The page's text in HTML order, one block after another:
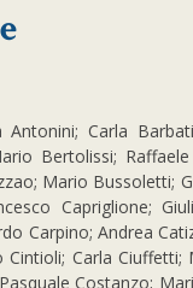
Carla
Bertolissi;
Mario Bussoletti;
Capriglione;
Carpino; Andrea
Cintioli; Carla Ciuffetti;
Costanzo;